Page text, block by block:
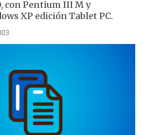
con Pentium III M y
XP edición Tablet PC.